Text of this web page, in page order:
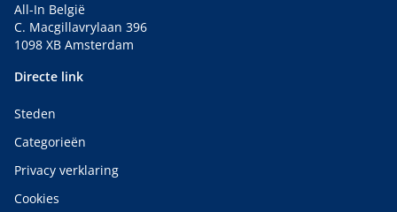
All-In België
C. Macgillavrylaan 396
1098 XB Amsterdam
Directe link
Steden
Categorieën
Privacy verklaring
Cookies